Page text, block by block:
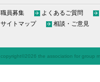
職員募集
よくあるご質問
サイトマップ
相談・ご意見
copyright© 2026 the association for group